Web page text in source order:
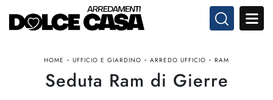
HOME - UFFICIO E GIARDINO - ARREDO UFFICIO - RAM
Seduta Ram di Gierre